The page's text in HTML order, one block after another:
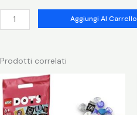
LEGO
71416
supermario
esp
giro
onda
Aggiungi Al Carrello
Prodotti correlati